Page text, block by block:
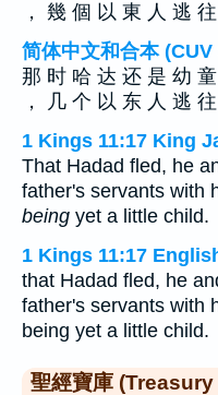
， 幾 個 以 東 人 逃 往
简体中文和合本
那 时 哈 达 还 是 幼
， 几 个 以 东 人 逃 往
1 Kings 11:17 King
That Hadad fled, he
father's servants with
being yet a little child.
1 Kings 11:17
that Hadad fled, he
father's servants with
being yet a little child.
聖經寶庫